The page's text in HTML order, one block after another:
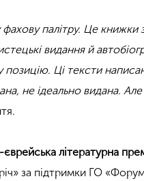
палітру. Це книжки з
видання й
позицію. Ці тексти
не ідеально видана.
єврейська літературна
за підтримки ГО